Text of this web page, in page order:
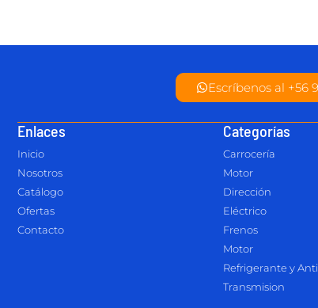
Escríbenos al +56
Enlaces
Inicio
Nosotros
Catálogo
Ofertas
Contacto
Categorías
Carrocería
Motor
Dirección
Eléctrico
Frenos
Motor
Refrigerante y
Transmision